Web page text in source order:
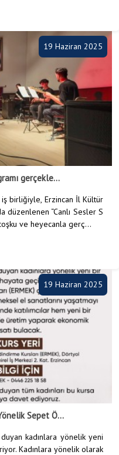
19 Haziran 2025
gerçekle...
birliğiyle, Erzincan İl Kültür
düzenlenen “Canlı Sesler S
ve heyecanla gerç...
19 Haziran 2025
Sepet Ö...
kadınlara yönelik yeni
Kadınlara yönelik olarak